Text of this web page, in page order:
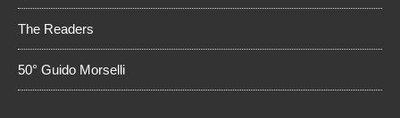
The Readers
50° Guido Morselli